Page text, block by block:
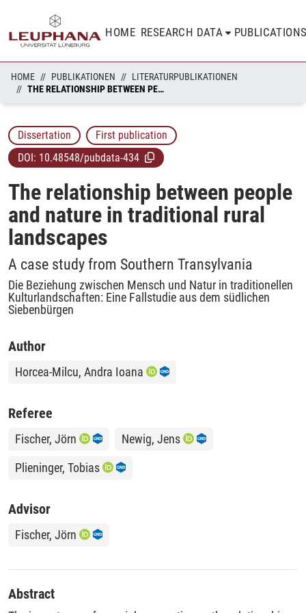
HOME RESEARCH DATA
HOME PUBLIKATIONEN
LITERATURPUBLIKATIONEN
THE RELATIONSHIP BETWEEN PEOPLE AND NATURE IN TRADITIONAL RURAL LANDSCAPES
Dissertation
First publication
DOI: 10.48548/pubdata-434
The relationship between people
and nature in traditional rural
landscapes
A case study from Southern Transylvania
Die Beziehung zwischen Mensch und Natur in traditionellen
Kulturlandschaften: Eine Fallstudie aus dem südlichen
Siebenbürgen
Author
Horcea-Milcu, Andra Ioana
Referee
Fischer, Jörn
Newig, Jens
Plieninger, Tobias
Advisor
Fischer, Jörn
Abstract